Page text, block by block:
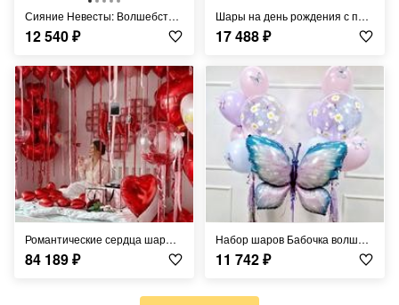
Сияние Невесты: Волшебство Девичника
12 540₽
Шары на день рождения с приколом и сердитой кошкой
17 488₽
Романтические сердца шары для девушки
84 189₽
Набор шаров Бабочка волшебства на ромашковом поле
11 742₽